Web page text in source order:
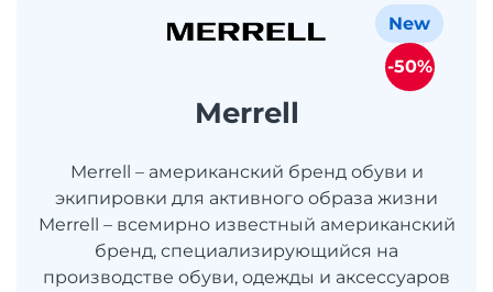
Merrell
Merrell – американский бренд обуви и
экипировки для активного образа жизни
Merrell – всемирно известный американский
бренд, специализирующийся на
производстве обуви, одежды и аксессуаров
New
-50%